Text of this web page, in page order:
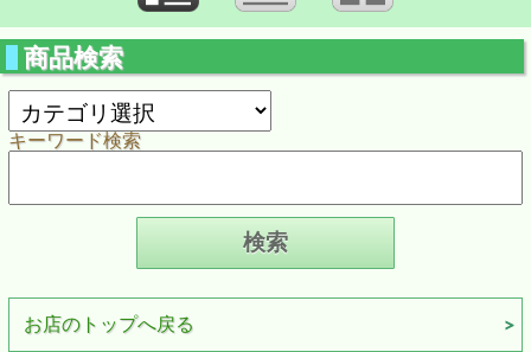
商品検索
キーワード検索
お店のトップへ戻る